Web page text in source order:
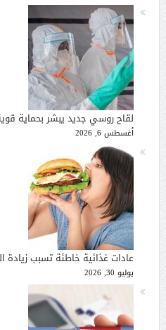
لقاح روسي جديد يبشر بحماية
أغسطس 6, 2026
عادات غذائية خاطئة تسبب زيادة
يوليو 30, 2026